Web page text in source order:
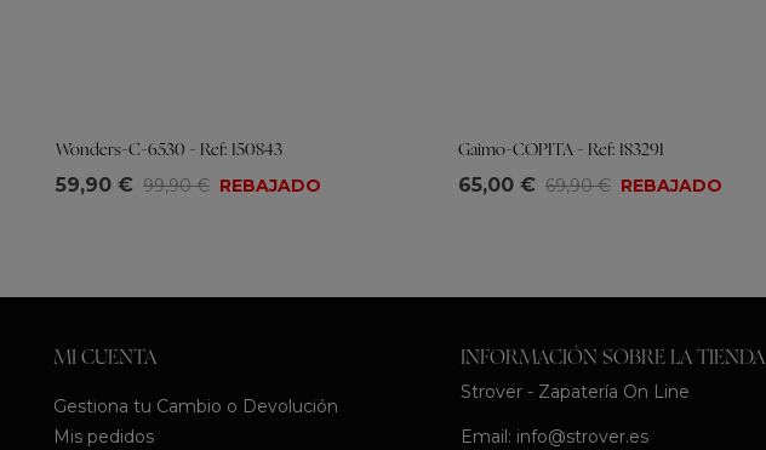
Tallas
Wonders-C-6530 - Ref: 150843
59,90 € 99,90 € REBAJADO Tallas
Gaimo-COPITA - Ref: 183291
65,00 € 69,90 € REBAJADO
MI CUENTA
Gestiona tu Cambio o Devolución
Mis pedidos
INFORMACIÓN SOBRE LA TIENDA
Strover - Zapatería On Line
Email: info@strover.es